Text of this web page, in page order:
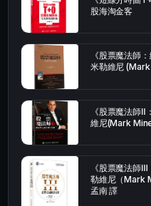
股海淘金客
《股票魔法師
米勒維尼
《股票魔法師
維尼(Mark
《股票魔法師
勒維尼（Mark
孟南 譯